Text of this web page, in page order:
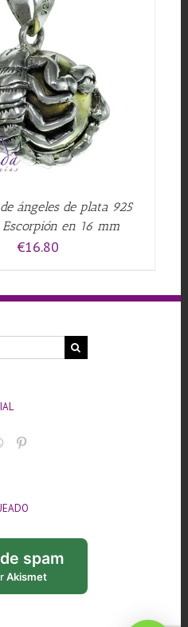
ángeles de plata 925
en 16 mm
€16.80
spam
Akismet